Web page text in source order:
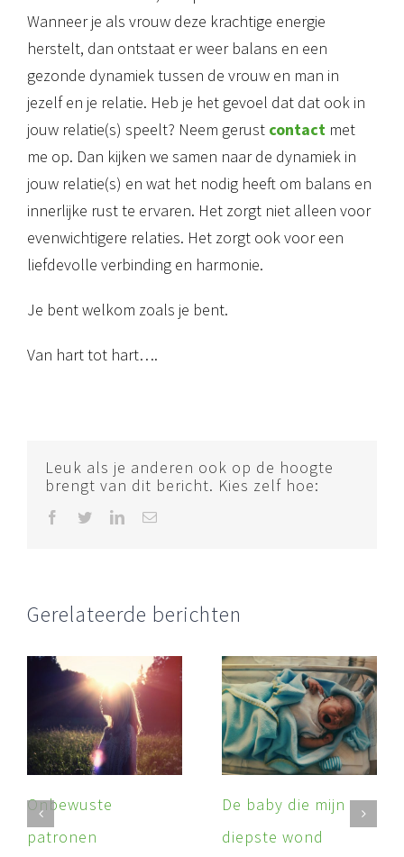
Wanneer je als vrouw deze krachtige energie
herstelt, dan ontstaat er weer balans en een
gezonde dynamiek tussen de vrouw en man in
jezelf en je relatie. Heb je het gevoel dat dat ook in
jouw relatie(s) speelt? Neem gerust contact met
me op. Dan kijken we samen naar de dynamiek in
jouw relatie(s) en wat het nodig heeft om balans en
innerlijke rust te ervaren. Het zorgt niet alleen voor
evenwichtigere relaties. Het zorgt ook voor een
liefdevolle verbinding en harmonie.
Je bent welkom zoals je bent.
Van hart tot hart….
Leuk als je anderen ook op de hoogte
brengt van dit bericht. Kies zelf hoe:
Facebook
TwitterLinkedIn
E-
Gerelateerde berichten
Onbewuste
patronen
De baby die mijn
diepste wond